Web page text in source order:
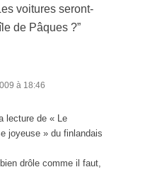
voitures seront-
de Pâques ?”
à 18:46
lecture de « Le
joyeuse » du finlandais
drôle comme il faut,